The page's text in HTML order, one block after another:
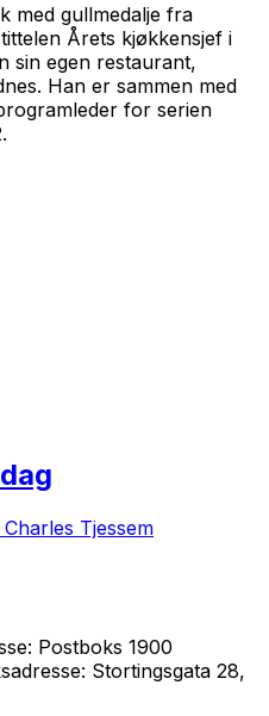
med gullmedalje fra
Årets kjøkkensjef i
sin egen restaurant,
Han er sammen med
for serien
Tjessem
Postboks 1900
Stortingsgata 28,